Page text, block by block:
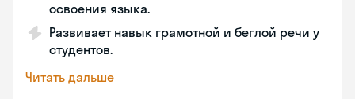
освоения языка.
Развивает навык грамотной и беглой речи у
студентов.
Читать дальше